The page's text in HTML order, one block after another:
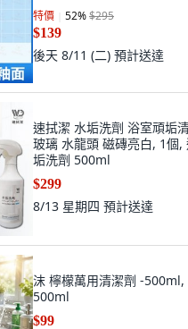
特價 52%$295
$139
後天 8/11 (二) 預計送達
速拭潔 水垢洗劑 浴室頑垢
玻璃 水龍頭 磁磚亮白, 1個,
垢洗劑 500ml
$299
8/13 星期四 預計送達
沫 檸檬萬用清潔劑 -500ml,
500ml
$99